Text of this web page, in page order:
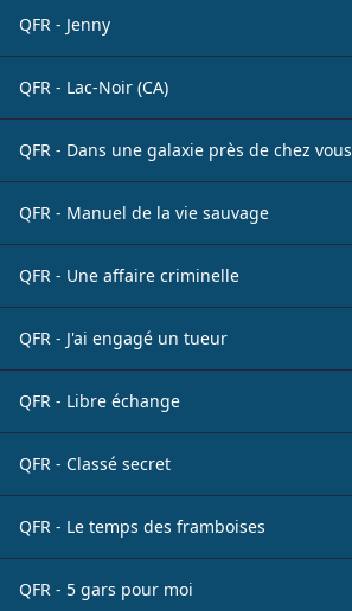
QFR - Jenny
QFR - Lac-Noir (CA)
QFR - Dans une galaxie près de chez vous
QFR - Manuel de la vie sauvage
QFR - Une affaire criminelle
QFR - J'ai engagé un tueur
QFR - Libre échange
QFR - Classé secret
QFR - Le temps des framboises
QFR - 5 gars pour moi